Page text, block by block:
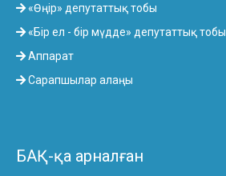
«Өңір» депутаттық тобы
«Бір ел - бір мүдде» депутаттық тобы
Аппарат
Сарапшылар алаңы
БАҚ-қа арналған